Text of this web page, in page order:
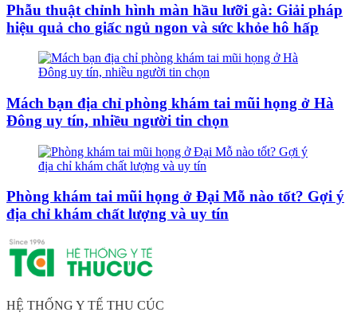
Phẫu thuật chỉnh hình màn hầu lưỡi gà: Giải pháp
hiệu quả cho giấc ngủ ngon và sức khỏe hô hấp
Mách bạn địa chỉ phòng khám tai mũi họng ở Hà
Đông uy tín, nhiều người tin chọn
Phòng khám tai mũi họng ở Đại Mỗ nào tốt? Gợi ý
địa chỉ khám chất lượng và uy tín
HỆ THỐNG Y TẾ THU CÚC